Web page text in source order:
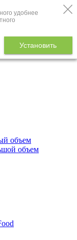
удобнее
Установить
объем
объем